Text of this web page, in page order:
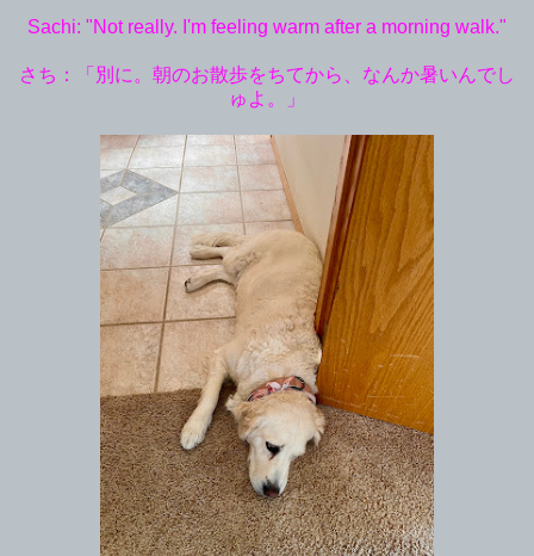
Sachi: "Not really. I'm feeling warm after a morning walk."
さち：「別に。朝のお散歩をちてから、なんか暑いんでし
ゅよ。」